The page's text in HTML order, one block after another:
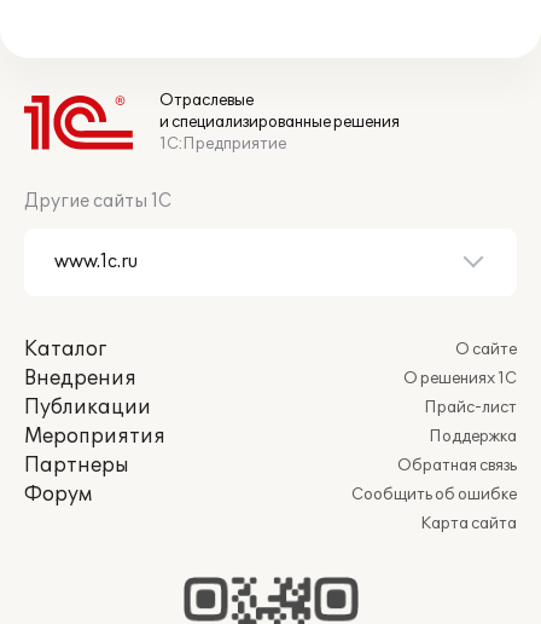
Отраслевые
и специализированные решения
1С:Предприятие
Другие сайты 1С
Каталог
Внедрения
Публикации
Мероприятия
Партнеры
Форум
О сайте
О решениях 1С
Прайс-лист
Поддержка
Обратная связь
Сообщить об ошибке
Карта сайта